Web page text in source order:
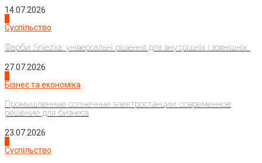
14.07.2026
Суспільство
Фарби Sniezka: універсальні рішення для внутрішніх і зовнішніх...
27.07.2026
Бізнес та економіка
Промышленные солнечные электростанции: современное
решение для бизнеса
23.07.2026
Суспільство